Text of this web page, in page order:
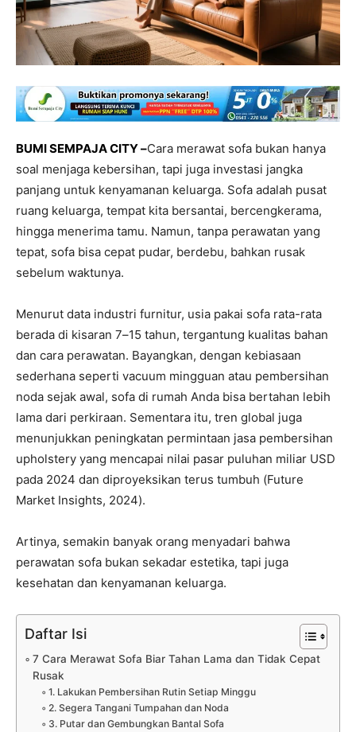
BUMI SEMPAJA CITY –Cara merawat sofa bukan hanya
soal menjaga kebersihan, tapi juga investasi jangka
panjang untuk kenyamanan keluarga. Sofa adalah pusat
ruang keluarga, tempat kita bersantai, bercengkerama,
hingga menerima tamu. Namun, tanpa perawatan yang
tepat, sofa bisa cepat pudar, berdebu, bahkan rusak
sebelum waktunya.
Menurut data industri furnitur, usia pakai sofa rata-rata
berada di kisaran 7–15 tahun, tergantung kualitas bahan
dan cara perawatan. Bayangkan, dengan kebiasaan
sederhana seperti vacuum mingguan atau pembersihan
noda sejak awal, sofa di rumah Anda bisa bertahan lebih
lama dari perkiraan. Sementara itu, tren global juga
menunjukkan peningkatan permintaan jasa pembersihan
upholstery yang mencapai nilai pasar puluhan miliar USD
pada 2024 dan diproyeksikan terus tumbuh (Future
Market Insights, 2024).
Artinya, semakin banyak orang menyadari bahwa
perawatan sofa bukan sekadar estetika, tapi juga
kesehatan dan kenyamanan keluarga.
Daftar Isi
7 Cara Merawat Sofa Biar Tahan Lama dan Tidak Cepat
Rusak
1. Lakukan Pembersihan Rutin Setiap Minggu
2. Segera Tangani Tumpahan dan Noda
3. Putar dan Gembungkan Bantal Sofa